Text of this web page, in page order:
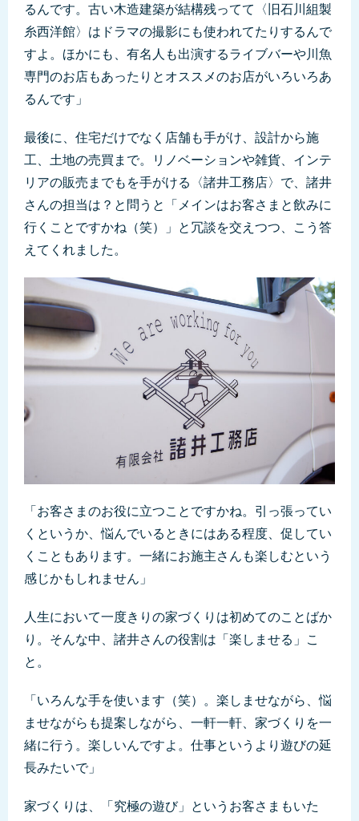
るんです。古い木造建築が結構残ってて〈旧石川組製
糸西洋館〉はドラマの撮影にも使われてたりするんで
すよ。ほかにも、有名人も出演するライブバーや川魚
専門のお店もあったりとオススメのお店がいろいろあ
るんです」
最後に、住宅だけでなく店舗も手がけ、設計から施
工、土地の売買まで。リノベーションや雑貨、インテ
リアの販売までもを手がける〈諸井工務店〉で、諸井
さんの担当は？と問うと「メインはお客さまと飲みに
行くことですかね（笑）」と冗談を交えつつ、こう答
えてくれました。
「お客さまのお役に立つことですかね。引っ張ってい
くというか、悩んでいるときにはある程度、促してい
くこともあります。一緒にお施主さんも楽しむという
感じかもしれません」
人生において一度きりの家づくりは初めてのことばか
り。そんな中、諸井さんの役割は「楽しませる」こ
と。
「いろんな手を使います（笑）。楽しませながら、悩
ませながらも提案しながら、一軒一軒、家づくりを一
緒に行う。楽しいんですよ。仕事というより遊びの延
長みたいで」
家づくりは、「究極の遊び」というお客さまもいた